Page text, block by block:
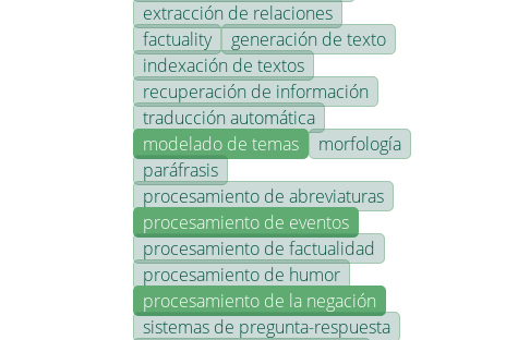
extracción de relaciones
factuality
generación de texto
indexación de textos
recuperación de información
traducción automática
modelado de temas
morfología
paráfrasis
procesamiento de abreviaturas
procesamiento de eventos
procesamiento de factualidad
procesamiento de humor
procesamiento de la negación
sistemas de pregunta-respuesta